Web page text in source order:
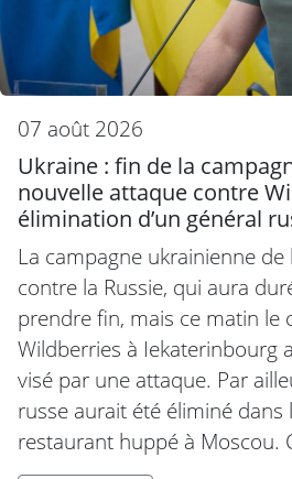
07 août 2026
Ukraine : fin de la
nouvelle attaque contre
élimination d’un général
La campagne ukrainienne
contre la Russie, qui aura
prendre fin, mais ce matin le
Wildberries à Iekaterinbourg
visé par une attaque. Par
russe aurait été éliminé dans
restaurant huppé à Moscou.